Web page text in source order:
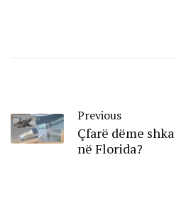
Previous
Çfarë dëme
në Florida?